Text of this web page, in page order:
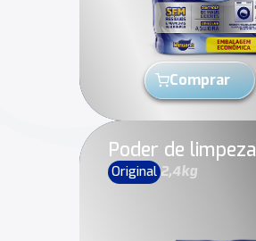
Comprar
Poder de limpeza
Original 2,4kg